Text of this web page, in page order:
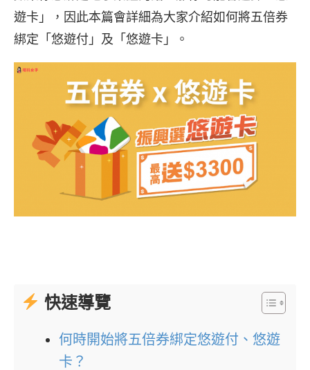
遊卡」，因此本篇會詳細為大家介紹如何將五倍券
綁定「悠遊付」及「悠遊卡」。
快速導覽
何時開始將五倍券綁定悠遊付、悠遊
卡？